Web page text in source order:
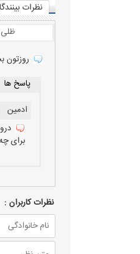
نظرات
ظلی
روزتون بخیر
پاسخ ها
ادمین
برای
نظرات كاربران :